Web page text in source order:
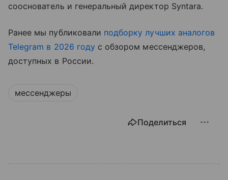
сооснователь и генеральный директор Syntara.
Ранее мы публиковали подборку лучших аналогов
Telegram в 2026 году с обзором мессенджеров,
доступных в России.
мессенджеры
Поделиться